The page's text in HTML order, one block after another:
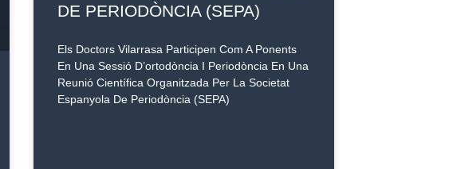
DE PERIODÒNCIA (SEPA)
Els Doctors Vilarrasa Participen Com A Ponents
En Una Sessió D’ortodòncia I Periodòncia En Una
Reunió Científica Organitzada Per La Societat
Espanyola De Periodòncia (SEPA)